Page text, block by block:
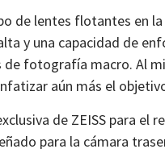
de lentes flotantes en
y una capacidad de
fotografía macro. Al
aún más el
de ZEISS para el
para la cámara